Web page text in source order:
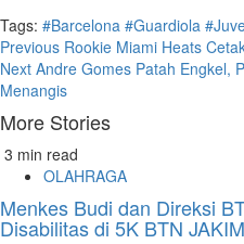
Tags: #Barcelona #Guardiola
Continue
Reading
Previous Rookie Miami Heats
Next Andre Gomes Patah Engkel,
Menangis
More Stories
3 min read
OLAHRAGA
Menkes Budi dan Direksi
Disabilitas di 5K BTN